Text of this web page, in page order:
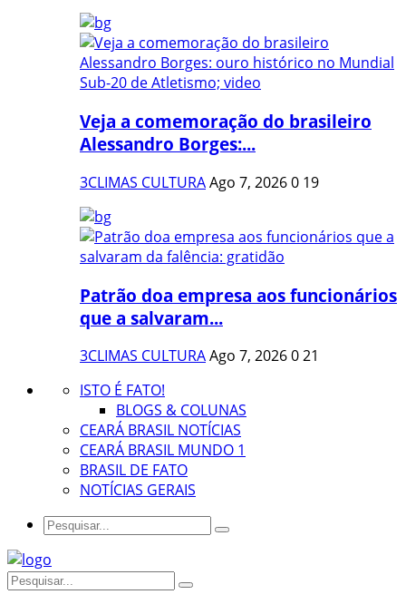
Veja a comemoração do brasileiro
Alessandro Borges:...
3CLIMAS CULTURAAgo 7, 20260 19
Patrão doa empresa aos funcionários
que a salvaram...
3CLIMAS CULTURAAgo 7, 2026021
ISTO É FATO!
BLOGS & COLUNAS
CEARÁ BRASIL NOTÍCIAS
CEARÁ BRASIL MUNDO 1
BRASIL DE FATO
NOTÍCIAS GERAIS